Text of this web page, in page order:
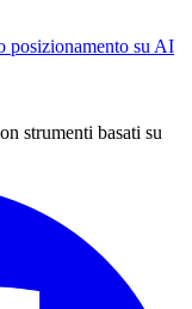
posizionamento su AI
strumenti basati su